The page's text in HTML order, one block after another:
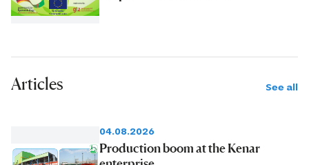
Articles See all
04.08.2026
Production boom at the Kenar